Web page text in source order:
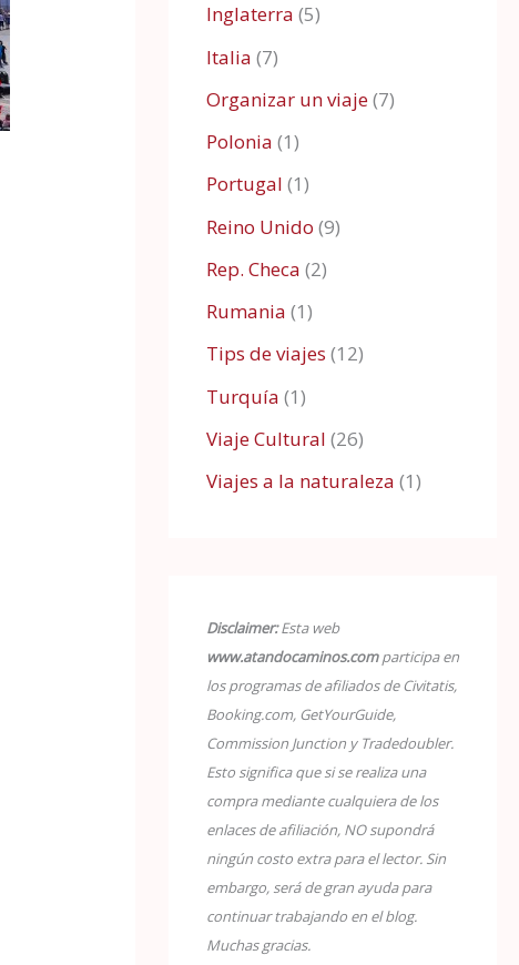
Inglaterra (5)
Italia (7)
Organizar un viaje(7)
Polonia (1)
Portugal (1)
Reino Unido (9)
Rep. Checa (2)
Rumania (1)
Tips de viajes (12)
Turquía (1)
Viaje Cultural (26)
Viajes a la naturaleza (1)
Disclaimer:Esta web
www.atandocaminos.comparticipa en
los programas de afiliados de Civitatis,
Booking.com, GetYourGuide,
Commission Junction y Tradedoubler.
Esto significa que si se realiza una
compra mediante cualquiera de los
enlaces de afiliación, NO supondrá
ningún costo extra para el lector. Sin
embargo, será de gran ayuda para
continuar trabajando en el blog.
Muchas gracias.